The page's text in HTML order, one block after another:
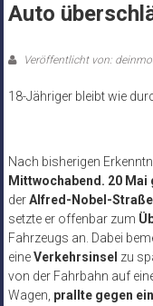
Auto
Veröffentlicht von:
18-Jähriger bleibt wie
Nach bisherigen
Mittwochabend. 20 Mai
derAlfred-Nobel-Straße
setzte er offenbar zum
Fahrzeugs an. Dabei
eineVerkehrsinsel zu
von der Fahrbahn auf
Wagen, prallte gegen